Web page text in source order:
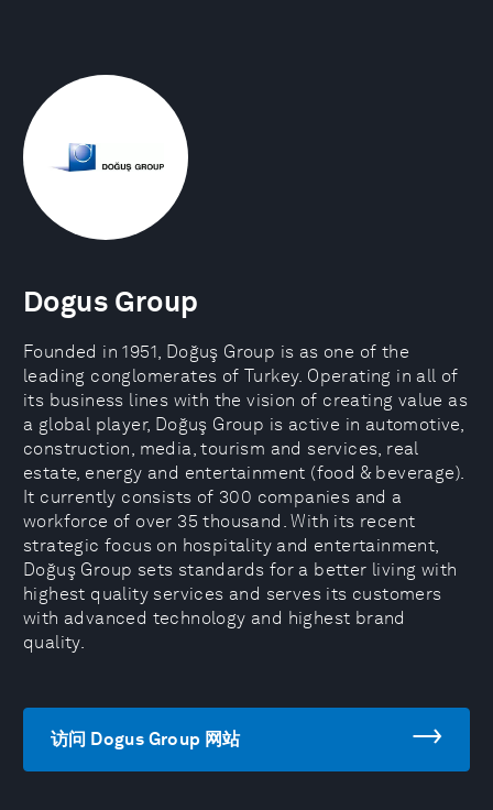
Dogus Group
Founded in 1951, Doğuş Group is as one of the
leading conglomerates of Turkey. Operating in all of
its business lines with the vision of creating value as
a global player, Doğuş Group is active in automotive,
construction, media, tourism and services, real
estate, energy and entertainment (food & beverage).
It currently consists of 300 companies and a
workforce of over 35 thousand. With its recent
strategic focus on hospitality and entertainment,
Doğuş Group sets standards for a better living with
highest quality services and serves its customers
with advanced technology and highest brand
quality.
访问 Dogus Group 网站